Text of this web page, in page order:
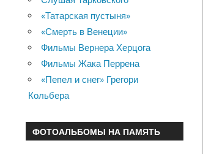
«Татарская пустыня»
«Смерть в Венеции»
Фильмы Вернера Херцога
Фильмы Жака Перрена
«Пепел и снег» Грегори
Кольбера
ФОТОАЛЬБОМЫ НА ПАМЯТЬ